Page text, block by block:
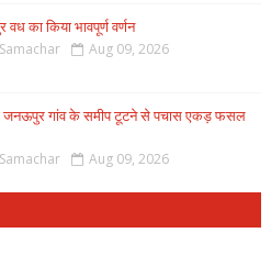
का किया भावपूर्ण वर्णन
Aug 09, 2026
जनऊपुर गांव के समीप टूटने से पचास एकड़ फसल
Aug 09, 2026